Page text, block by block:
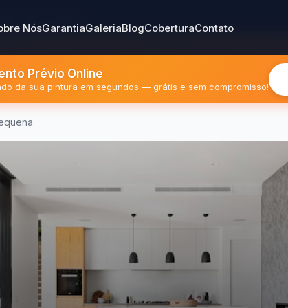
NósGarantiaGaleriaBlogCoberturaContato
Prévio Online
da sua pintura em segundos — grátis e sem compromisso!